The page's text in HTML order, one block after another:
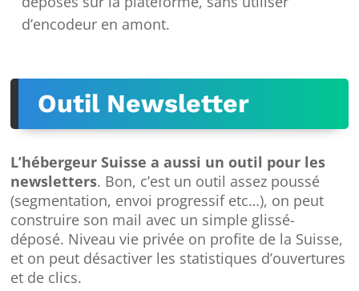
d’encodeur en amont.
Outil Newsletter
L’hébergeur Suisse a aussi un outil pour les
newsletters. Bon, c’est un outil assez poussé
(segmentation, envoi progressif etc…), on peut
construire son mail avec un simple glissé-
déposé. Niveau vie privée on profite de la Suisse,
et on peut désactiver les statistiques d’ouvertures
et de clics.